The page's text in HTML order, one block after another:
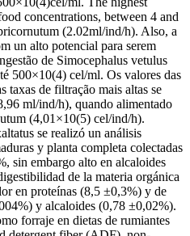
concentrations, between 4 and
(2.02ml/ind/h). Also, a
un alto potencial para serem
de Simocephalus vetulus
500×10(4) cel/ml. Os valores das
taxas de filtração mais altas se
ml/ind/h), quando alimentado
(4,01×10(5) cel/ind/h).
se realizó un análisis
y planta completa colectadas
sin embargo alto en alcaloides
de la materia orgánica
en proteínas (8,5 ±0,3%) y de
y alcaloides (0,78 ±0,02%).
forraje en dietas de rumiantes